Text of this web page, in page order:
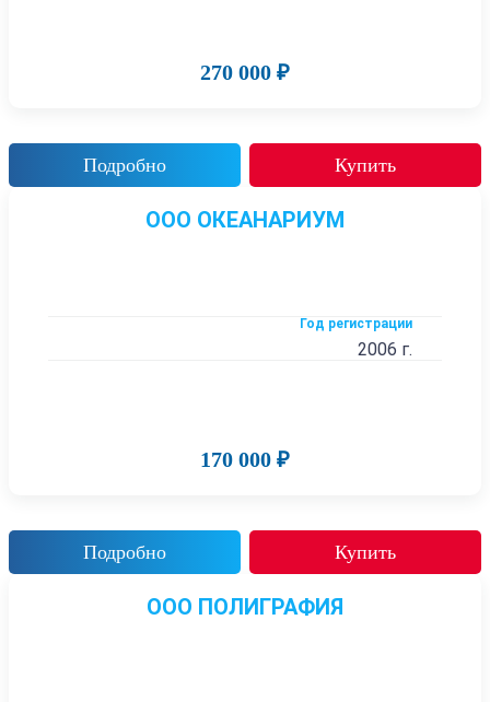
270 000 ₽
Подробно Купить
ООО ОКЕАНАРИУМ
Год регистрации
2006 г.
170 000 ₽
Подробно Купить
ООО ПОЛИГРАФИЯ